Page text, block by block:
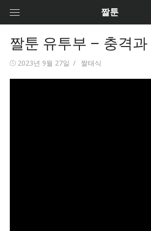
짤툰
짤툰 유투부 – 충격과
Posted
2023년 9월 27일 Author
짤태식